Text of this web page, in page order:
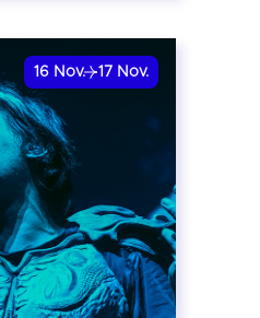
16 Nov. 17 Nov.